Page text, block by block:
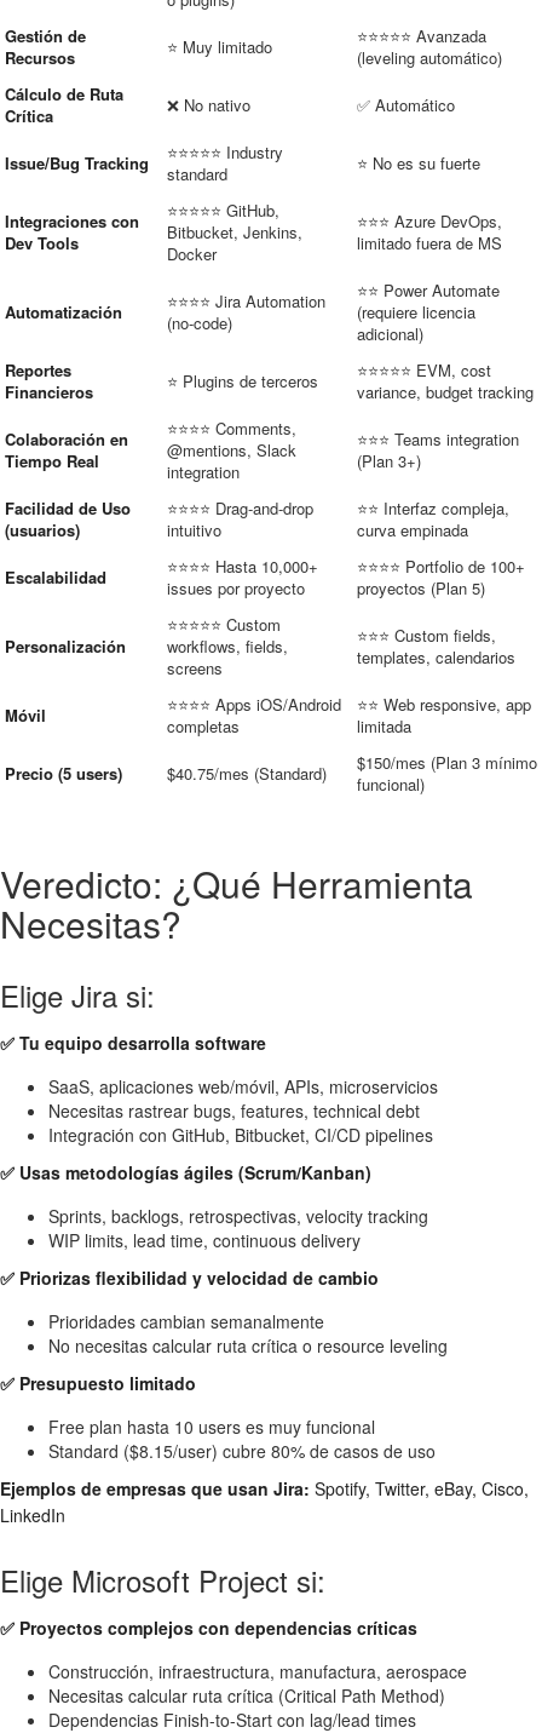
Gestión de
Recursos
⭐ Muy limitado
⭐⭐⭐⭐⭐ Avanzada
(leveling automático)
Cálculo de Ruta
Crítica
❌ No nativo ✅ Automático
Issue/Bug Tracking
⭐⭐⭐⭐⭐ Industry
standard
⭐ No es su fuerte
Integraciones con
Dev Tools
⭐⭐⭐⭐⭐ GitHub,
Bitbucket, Jenkins,
Docker
⭐⭐⭐ Azure DevOps,
limitado fuera de MS
Automatización
⭐⭐⭐⭐ Jira Automation
(no-code)
⭐⭐ Power Automate
(requiere licencia
adicional)
Reportes
Financieros
⭐ Plugins de terceros
⭐⭐⭐⭐⭐ EVM, cost
variance, budget tracking
Colaboración en
Tiempo Real
⭐⭐⭐⭐ Comments,
@mentions, Slack
integration
⭐⭐⭐ Teams integration
(Plan 3+)
Facilidad de Uso
(usuarios)
⭐⭐⭐⭐ Drag-and-drop
intuitivo
⭐⭐ Interfaz compleja,
curva empinada
Escalabilidad
⭐⭐⭐⭐ Hasta 10,000+
issues por proyecto
⭐⭐⭐⭐ Portfolio de 100+
proyectos (Plan 5)
Personalización
⭐⭐⭐⭐⭐ Custom
workflows, fields,
screens
⭐⭐⭐ Custom fields,
templates, calendarios
Móvil
⭐⭐⭐⭐ Apps iOS/Android
completas
⭐⭐ Web responsive, app
limitada
Precio (5 users) $40.75/mes (Standard)
$150/mes (Plan 3 mínimo
funcional)
Veredicto: ¿Qué Herramienta
Necesitas?
Elige Jira si:
✅ Tu equipo desarrolla software
SaaS, aplicaciones web/móvil, APIs, microservicios
Necesitas rastrear bugs, features, technical debt
Integración con GitHub, Bitbucket, CI/CD pipelines
✅ Usas metodologías ágiles (Scrum/Kanban)
Sprints, backlogs, retrospectivas, velocity tracking
WIP limits, lead time, continuous delivery
✅ Priorizas flexibilidad y velocidad de cambio
Prioridades cambian semanalmente
No necesitas calcular ruta crítica o resource leveling
✅ Presupuesto limitado
Free plan hasta 10 users es muy funcional
Standard ($8.15/user) cubre 80% de casos de uso
Ejemplos de empresas que usan Jira: Spotify, Twitter, eBay, Cisco,
LinkedIn
Elige Microsoft Project si:
✅ Proyectos complejos con dependencias críticas
Construcción, infraestructura, manufactura, aerospace
Necesitas calcular ruta crítica (Critical Path Method)
Dependencias Finish-to-Start con lag/lead times